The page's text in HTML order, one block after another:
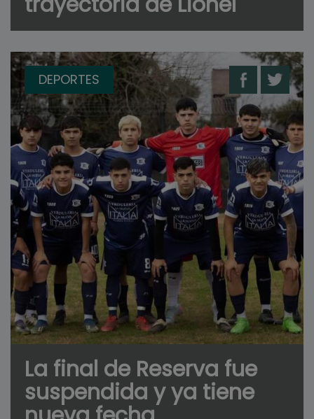
DEPORTES
La final de Reserva fue
suspendida y ya tiene